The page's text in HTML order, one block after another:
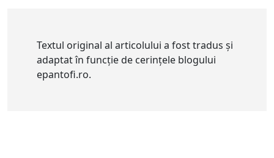
Textul original al articolului a fost tradus și
adaptat în funcție de cerințele blogului
epantofi.ro.